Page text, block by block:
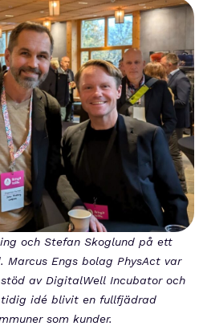
och Stefan Skoglund på ett
Marcus Engs bolag PhysAct var
av DigitalWell Incubator och
idé blivit en fullfjädrad
som kunder.